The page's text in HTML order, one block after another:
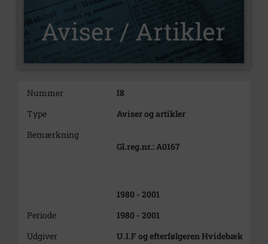
Nummer
I8
Type
Aviser og artikler
Bemærkning
Gl.reg.nr.: A0167
1980 - 2001
Periode
1980 - 2001
Udgiver
U.I.F og efterfølgeren Hvidebæk